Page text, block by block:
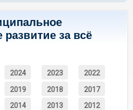
развитие за всё
2024 2023 2022
2019 2018 2017
2014 2013 2012